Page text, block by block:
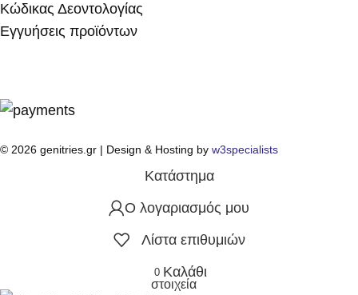
Κώδικας Δεοντολογίας
Εγγυήσεις προϊόντων
© 2026 genitries.gr | Design & Hosting by w3specialists
Κατάστημα
Ο λογαριασμός μου
Λίστα επιθυμιών
0
στοιχεία
Καλάθι